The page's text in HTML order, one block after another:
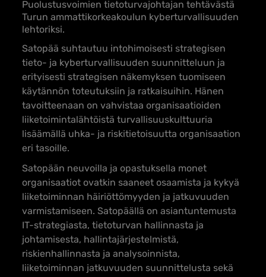
Puolustusvoimien tietoturvajohtajan tehtävästä
Turun ammattikorkeakoulun kyberturvallisuuden
lehtoriksi.
Satopää suhtautuu intohimoisesti strategisen
tieto- ja kyberturvallisuuden suunnitteluun ja
erityisesti strategisen näkemyksen tuomiseen
käytännön toteutuksiin ja ratkaisuihin. Hänen
tavoitteenaan on vahvistaa organisaatioiden
liiketoimintalähtöistä turvallisuuskulttuuria
lisäämällä uhka- ja riskitietoisuutta organisaation
eri tasoille.
Satopään neuvoilla ja opastuksella monet
organisaatiot ovatkin saaneet osaamista ja kykyä
liiketoiminnan häiriöttömyyden ja jatkuvuuden
varmistamiseen. Satopäällä on asiantuntemusta
IT-strategiasta, tietoturvan hallinnasta ja
johtamisesta, hallintajärjestelmistä,
riskienhallinnasta ja analysoinnista,
liiketoiminnan jatkuvuuden suunnittelusta sekä